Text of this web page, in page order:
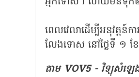
ពេលវេលាដើម្បីអនុវត្ត
លែងទោស នៅថ្ងៃទី ១ ខ
តាម VOV5 - វិទ្យុសំឡ